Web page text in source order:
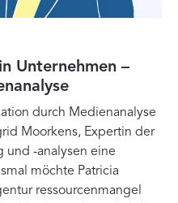
Unternehmen –
durch Medienanalyse
Moorkens, Expertin der
und -analysen eine
möchte Patricia
ressourcenmangel